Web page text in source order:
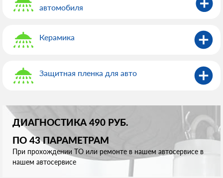
автомобиля
Керамика
Защитная пленка для авто
ДИАГНОСТИКА 490 РУБ.
ПО 43 ПАРАМЕТРАМ
При прохождении ТО или ремонте в нашем автосервисе в
нашем автосервисе